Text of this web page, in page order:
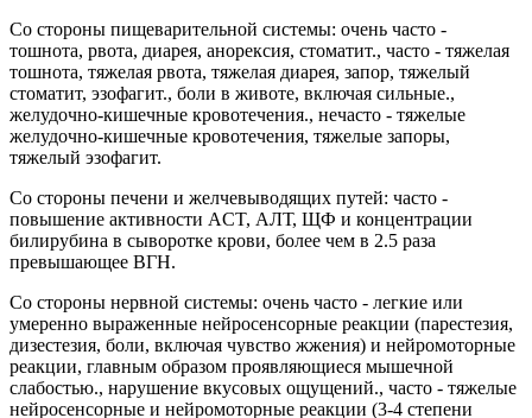
Со стороны пищеварительной системы: очень часто -
тошнота, рвота, диарея, анорексия, стоматит., часто - тяжелая
тошнота, тяжелая рвота, тяжелая диарея, запор, тяжелый
стоматит, эзофагит., боли в животе, включая сильные.,
желудочно-кишечные кровотечения., нечасто - тяжелые
желудочно-кишечные кровотечения, тяжелые запоры,
тяжелый эзофагит.
Со стороны печени и желчевыводящих путей: часто -
повышение активности ACT, АЛТ, ЩФ и концентрации
билирубина в сыворотке крови, более чем в 2.5 раза
превышающее ВГН.
Со стороны нервной системы: очень часто - легкие или
умеренно выраженные нейросенсорные реакции (парестезия,
дизестезия, боли, включая чувство жжения) и нейромоторные
реакции, главным образом проявляющиеся мышечной
слабостью., нарушение вкусовых ощущений., часто - тяжелые
нейросенсорные и нейромоторные реакции (3-4 степени